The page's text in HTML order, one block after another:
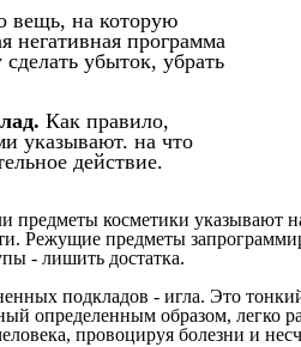
вещь, на которую
негативная программа
убыток, убрать
Как правило,
указывают. на что
действие.
предметы косметики указывают
Режущие предметы
- лишить достатка.
подкладов - игла. Это
определенным образом, легко
провоцируя болезни и